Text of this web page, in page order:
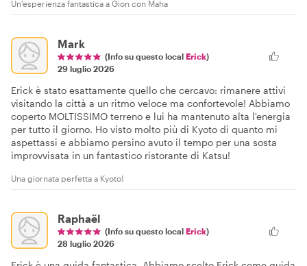
Un'esperienza fantastica a Gion con Maha
Mark
(Info su questo local Erick)
29 luglio 2026
Erick è stato esattamente quello che cercavo: rimanere attivi
visitando la città a un ritmo veloce ma confortevole! Abbiamo
coperto MOLTISSIMO terreno e lui ha mantenuto alta l'energia
per tutto il giorno. Ho visto molto più di Kyoto di quanto mi
aspettassi e abbiamo persino avuto il tempo per una sosta
improvvisata in un fantastico ristorante di Katsu!
Una giornata perfetta a Kyoto!
Raphaël
(Info su questo local Erick)
28 luglio 2026